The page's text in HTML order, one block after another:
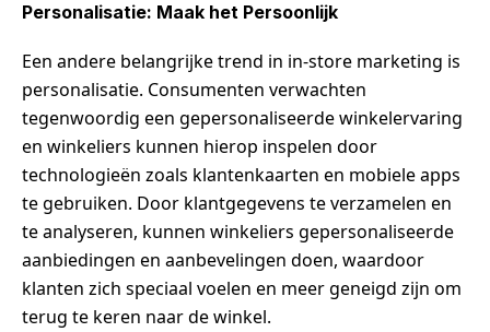
Personalisatie: Maak het Persoonlijk
Een andere belangrijke trend in in-store marketing is
personalisatie. Consumenten verwachten
tegenwoordig een gepersonaliseerde winkelervaring
en winkeliers kunnen hierop inspelen door
technologieën zoals klantenkaarten en mobiele apps
te gebruiken. Door klantgegevens te verzamelen en
te analyseren, kunnen winkeliers gepersonaliseerde
aanbiedingen en aanbevelingen doen, waardoor
klanten zich speciaal voelen en meer geneigd zijn om
terug te keren naar de winkel.